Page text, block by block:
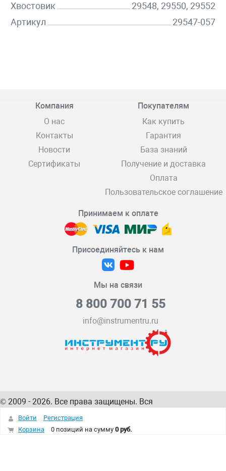
Хвостовик
29548, 29550, 29552
Артикул
29547-057
Компания
О нас
Контакты
Новости
Сертификаты
Покупателям
Как купить
Гарантия
База знаний
Получение и доставка
Оплата
Пользовательское соглашение
Принимаем к оплате
Присоединяйтесь к нам
Мы на связи
8 800 700 71 55
info@instrumentru.ru
© 2009 - 2026. Все права защищены. Вся
информация на сайте – собственность
интернет-магазина
Войти
Регистрация
Корзина
0 позиций на сумму 0 руб.